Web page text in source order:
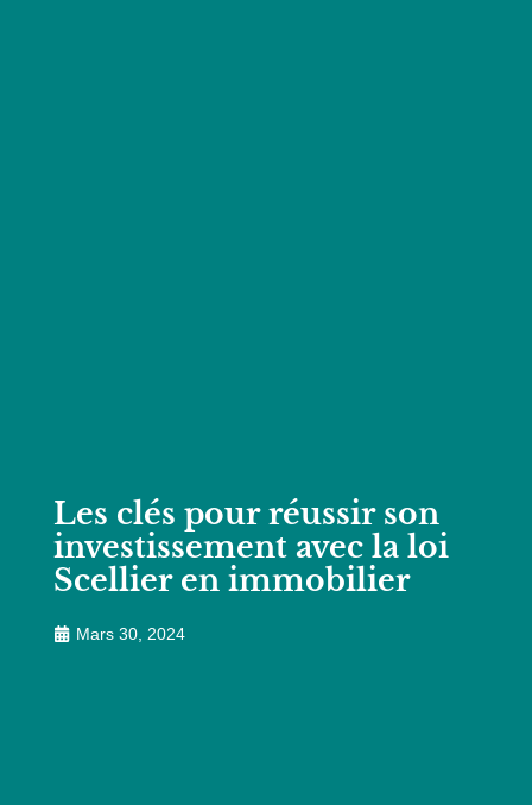
Les clés pour réussir son
investissement avec la loi
Scellier en immobilier
Mars 30, 2024